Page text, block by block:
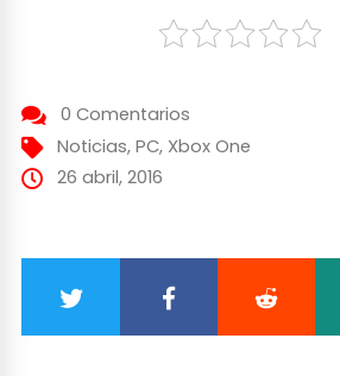
0 Comentarios
Noticias, PC, Xbox One
26 abril, 2016